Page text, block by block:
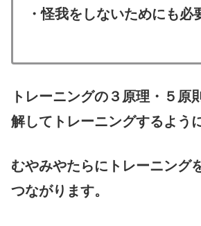
・怪我をしないためにも必
トレーニングの３原理・５原
解してトレーニングするよう
むやみやたらにトレーニング
つながります。